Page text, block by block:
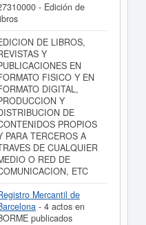
datos de la empresa
SL. puede
ampliadode ABACANTO
resultados de sus años
y cuentas de
de empresa se ha
02/2025.
- Edición de
DE LIBROS,
Y
EN
FISICO Y EN
DIGITAL,
Y
DE
PROPIOS
PARA TERCEROS A
DE CUALQUIER
O RED DE
ETC
Mercantil de
- 4 actos en
publicados